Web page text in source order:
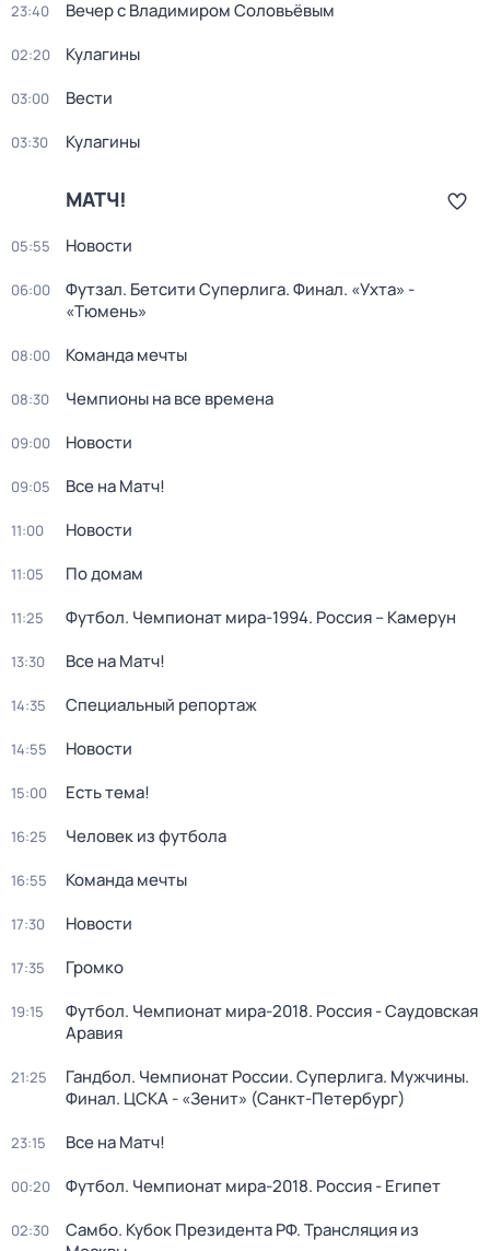
23:40 Вечер с Владимиром Соловьёвым
02:20 Кулагины
03:00 Вести
03:30 Кулагины
МАТЧ!
05:55 Новости
06:00
Футзал. Бетсити Суперлига. Финал. «Ухта» -
«Тюмень»
08:00 Команда мечты
08:30 Чемпионы на все времена
09:00 Новости
09:05 Все на Матч!
11:00 Новости
11:05 По домам
11:25 Футбол. Чемпионат мира-1994. Россия – Камерун
13:30 Все на Матч!
14:35 Специальный репортаж
14:55 Новости
15:00 Есть тема!
16:25 Человек из футбола
16:55 Команда мечты
17:30 Новости
17:35 Громко
19:15
Футбол. Чемпионат мира-2018. Россия - Саудовская
Аравия
21:25
Гандбол. Чемпионат России. Суперлига. Мужчины.
Финал. ЦСКА - «Зенит» (Санкт-Петербург)
23:15 Все на Матч!
00:20 Футбол. Чемпионат мира-2018. Россия - Египет
02:30
Самбо. Кубок Президента РФ. Трансляция из